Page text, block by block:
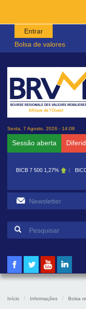
Passar para o conteúdo
Entrar
Bolsa de valores
Sexta, 7 Agosto, 2026 - 14:08
Sessão aberta
BICB 7 500 1,27% BICC
Formulário
Início Informações Bolsa